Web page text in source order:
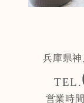
兵庫県
TEL.
営業時